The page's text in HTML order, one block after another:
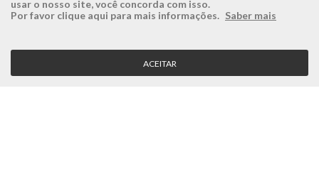
ÉSISTEMAS
Empresa
Visão, Missão e Valores
ÁREA RESERVADA
Login
Recuperar Password
usar o nosso site, você concorda com isso.
Por favor clique aqui para mais informações. Saber mais
ACEITAR